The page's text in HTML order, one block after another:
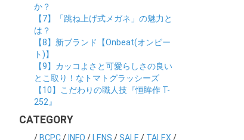
か？
【7】「跳ね上げ式メガネ」の魅力と
は？
【8】新ブランド【Onbeat(オンビー
ト)】
【9】カッコよさと可愛らしさの良い
とこ取り！なトマトグラッシーズ
【10】こだわりの職人技『恒眸作 T-
252』
CATEGORY
/ BCPC/ INFO / LENS /SALE / TALEX /